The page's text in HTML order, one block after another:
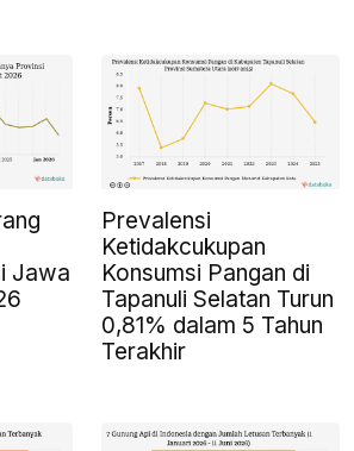
Jawa
Prevalensi
Ketidakcukupan
Konsumsi Pangan di
Tapanuli Selatan Turun
0,81% dalam 5 Tahun
Terakhir